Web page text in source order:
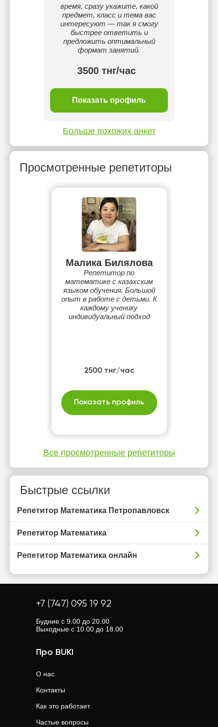
время, сразу укажите, какой
предмет, класс и тема вас
интересуют — так я смогу
быстрее ответить и
предложить оптимальный
формат занятий.
3500 тнг/час
Показать профиль
Больше похожих анкет
Просмотренные репетиторы
Малика Билялова
Репетитор по
математике с казахским
языком обучения. Большой
опыт в работе с детьми. К
каждому ученику
индивидуальный подход
2500 тнг/час
Показать профиль
Все просмотренные репетиторы
Быстрые ссылки
Репетитор Математика Петропавловск
Репетитор Математика
Репетитор Математика онлайн
+7 (747) 095 19 92
Будние с 9.00 до 20.00
Выходные с 10.00 до 18.00
Про BUKI
О нас
Контакты
Как это работает
Частые вопросы